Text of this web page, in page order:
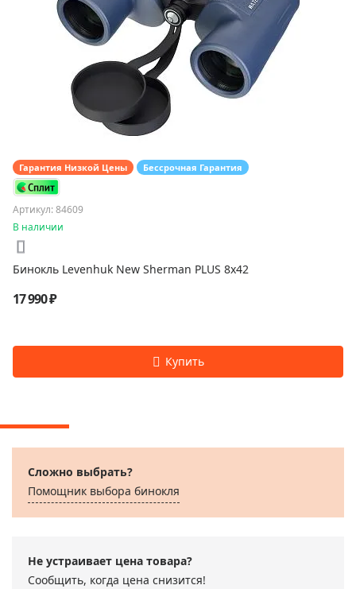
Гарантия Низкой Цены Бессрочная Гарантия
Артикул: 84609
В наличии
Бинокль Levenhuk New Sherman PLUS 8x42
17 990 ₽
Сложно выбрать?
Помощник выбора бинокля
Не устраивает цена товара?
Сообщить, когда цена снизится!